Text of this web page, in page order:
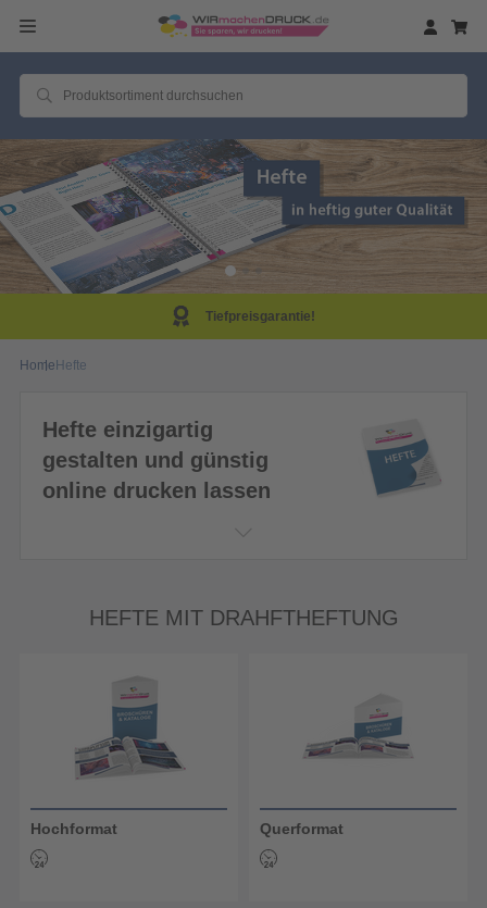
HomeHefte
Hefte einzigartig
gestalten und günstig
online drucken lassen
HEFTE MIT DRAHFTHEFTUNG
Hochformat Querformat